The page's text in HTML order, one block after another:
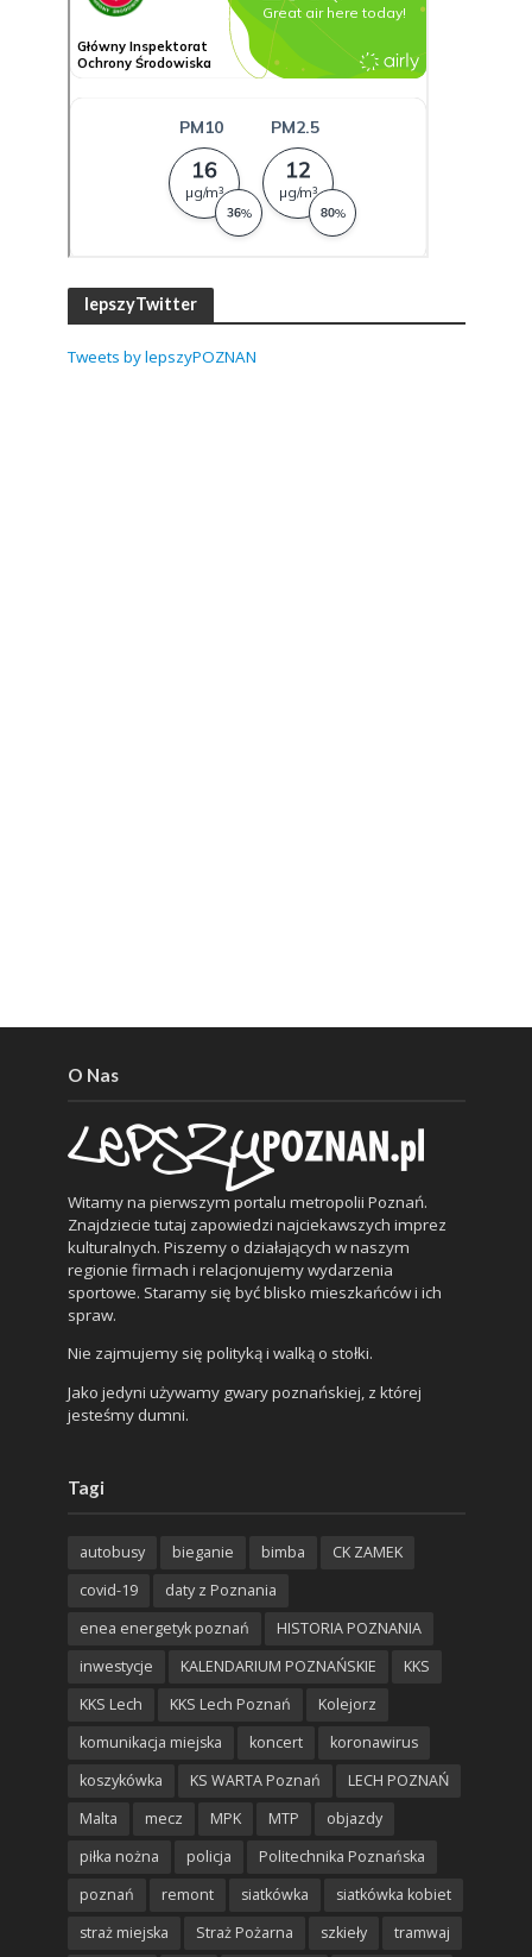
lepszyTwitter
Tweets by lepszyPOZNAN
O Nas
Witamy na pierwszym portalu metropolii Poznań.
Znajdziecie tutaj zapowiedzi najciekawszych imprez
kulturalnych. Piszemy o działających w naszym
regionie firmach i relacjonujemy wydarzenia
sportowe. Staramy się być blisko mieszkańców i ich
spraw.
Nie zajmujemy się polityką i walką o stołki.
Jako jedyni używamy gwary poznańskiej, z której
jesteśmy dumni.
Tagi
autobusy bieganie bimba
CK ZAMEK
covid-19
daty z Poznania
enea energetyk poznań
HISTORIA POZNANIA
inwestycje
KALENDARIUM POZNAŃSKIE
KKS
KKS Lech
KKS Lech Poznań
Kolejorz
komunikacja miejska
koncert
koronawirus
koszykówka
KS WARTA Poznań
LECH POZNAŃ
Malta
mecz MPK MTP
objazdy
piłka nożna
policja
Politechnika Poznańska
poznań
remont siatkówka
siatkówka kobiet
straż miejska
Straż Pożarna szkieły tramwaj